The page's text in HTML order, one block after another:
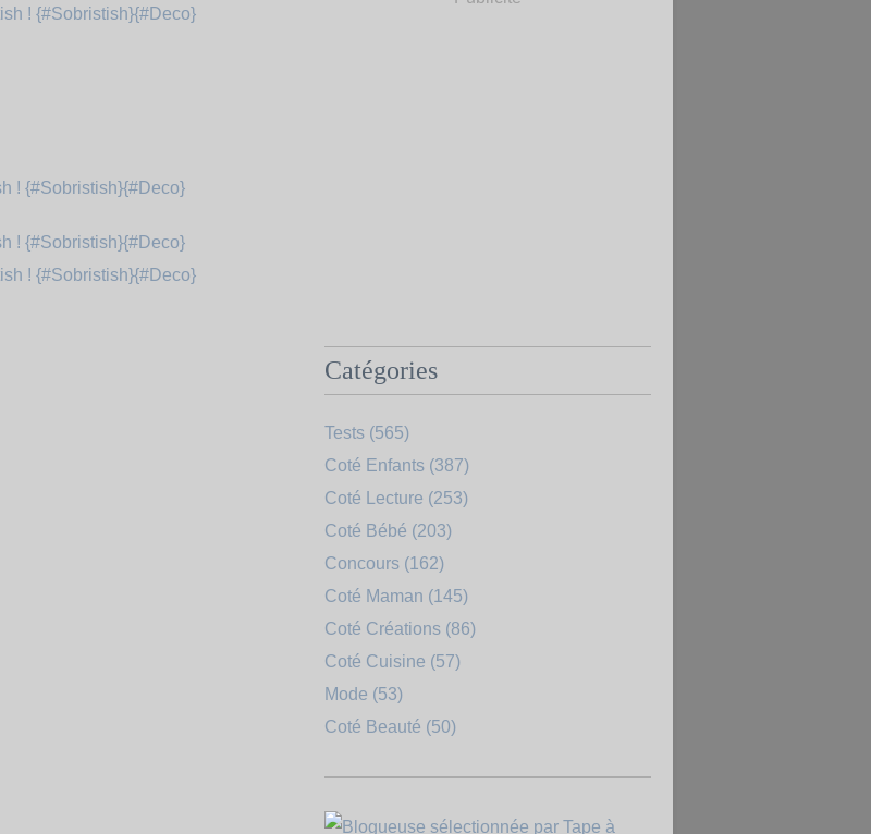
Catégories
Tests (565)
Coté Enfants (387)
Coté Lecture (253)
Coté Bébé (203)
Concours (162)
Coté Maman (145)
Coté Créations (86)
Coté Cuisine (57)
Mode (53)
Coté Beauté (50)